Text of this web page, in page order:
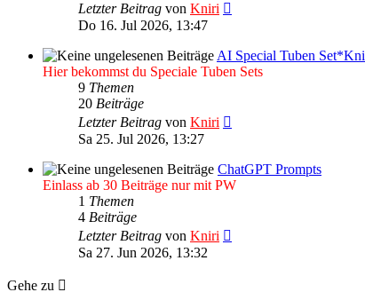
Letzter Beitrag von Kniri
Do 16. Jul 2026, 13:47
AI Special Tuben
Hier bekommst du Speciale Tuben Sets
9 Themen
20 Beiträge
Letzter Beitrag von Kniri
Sa 25. Jul 2026, 13:27
ChatGPT Prompts
Einlass ab 30 Beiträge nur mit PW
1 Themen
4 Beiträge
Letzter Beitrag von Kniri
Sa 27. Jun 2026, 13:32
Gehe zu